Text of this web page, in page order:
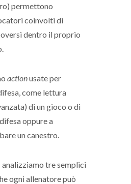
permettono
coinvolti di
dentro il proprio
actionusate per
come lettura
di un gioco o di
oppure a
un canestro.
analizziamo tre semplici
ogni allenatore può